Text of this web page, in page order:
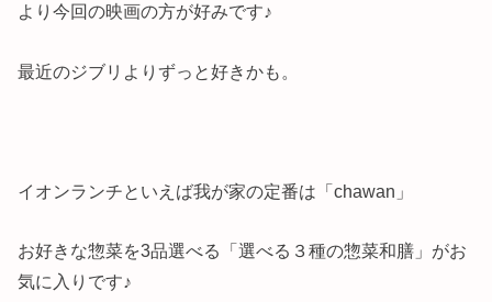
より今回の映画の方が好みです♪
最近のジブリよりずっと好きかも。
イオンランチといえば我が家の定番は「chawan」
お好きな惣菜を3品選べる「選べる３種の惣菜和膳」がお
気に入りです♪